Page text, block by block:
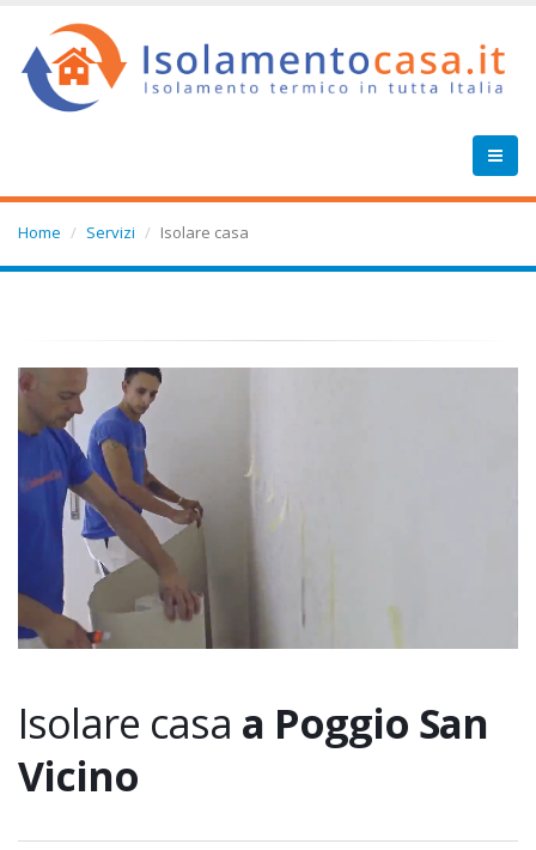
Home Servizi Isolare casa
Isolare casa a Poggio San
Vicino